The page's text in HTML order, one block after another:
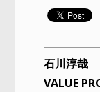
石川淳哉
VALUE